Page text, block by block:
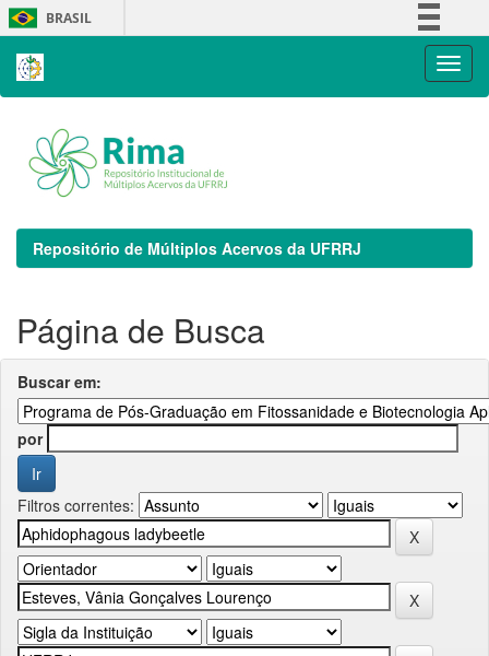
Skip
navigation
BRASIL
Repositório de Múltiplos Acervos da UFRRJ
Página de Busca
Buscar em:
por
Filtros correntes: